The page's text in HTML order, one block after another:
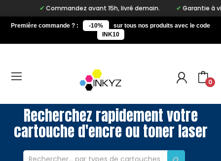
Commandez avant 15h, livré demain. Garantie à vie
Première commande ? : -10%
sur tous nos produits avec le code
INK10
0
Recherchez rapidement votre
cartouche d'encre ou toner laser